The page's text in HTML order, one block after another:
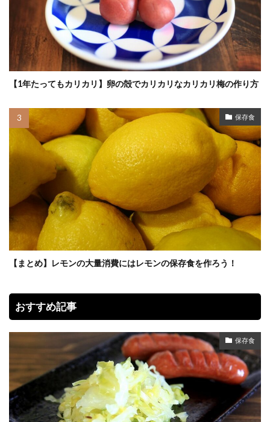
【1年たってもカリカリ】卵の殻でカリカリなカリカリ梅の作り方
保存食
【まとめ】レモンの大量消費にはレモンの保存食を作ろう！
おすすめ記事
保存食